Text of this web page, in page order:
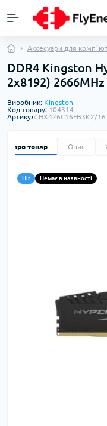
Аксесуари для
DDR4 Kingston
2x8192)
Виробник: Kingston
Код товару: 104314
Артикул: HX426C16FB3K2/16
про товар Опис
Hit Немає в наявності